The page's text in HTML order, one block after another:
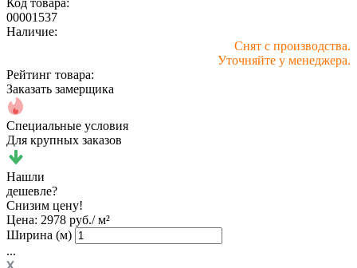
00001537
Наличие:
Снят с производства.
Уточняйте у менеджера.
Рейтинг товара:
Заказать замерщика
Специальные условия
Для крупных заказов
Нашли
дешевле?
Снизим цену!
Цена: 2978 руб./ м²
Ширина (м)
...